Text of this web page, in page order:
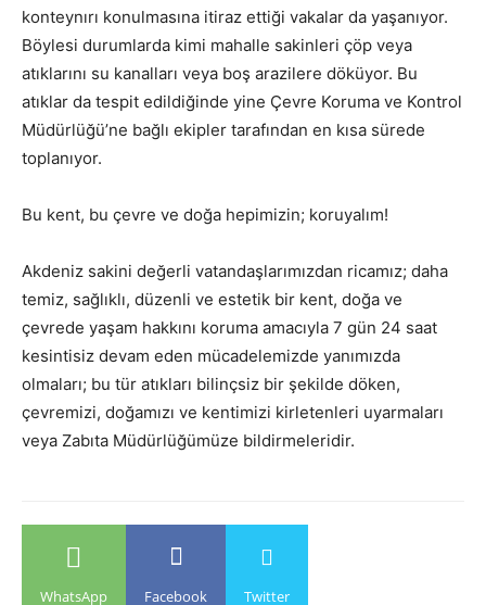
konteynırı konulmasına itiraz ettiği vakalar da yaşanıyor.
Böylesi durumlarda kimi mahalle sakinleri çöp veya
atıklarını su kanalları veya boş arazilere döküyor. Bu
atıklar da tespit edildiğinde yine Çevre Koruma ve Kontrol
Müdürlüğü’ne bağlı ekipler tarafından en kısa sürede
toplanıyor.
Bu kent, bu çevre ve doğa hepimizin; koruyalım!
Akdeniz sakini değerli vatandaşlarımızdan ricamız; daha
temiz, sağlıklı, düzenli ve estetik bir kent, doğa ve
çevrede yaşam hakkını koruma amacıyla 7 gün 24 saat
kesintisiz devam eden mücadelemizde yanımızda
olmaları; bu tür atıkları bilinçsiz bir şekilde döken,
çevremizi, doğamızı ve kentimizi kirletenleri uyarmaları
veya Zabıta Müdürlüğümüze bildirmeleridir.
WhatsApp Facebook Twitter